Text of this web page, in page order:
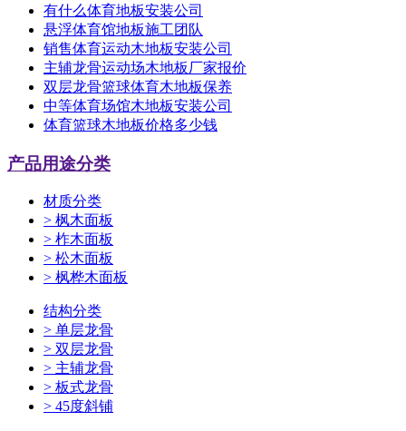
有什么体育地板安装公司
悬浮体育馆地板施工团队
销售体育运动木地板安装公司
主辅龙骨运动场木地板厂家报价
双层龙骨篮球体育木地板保养
中等体育场馆木地板安装公司
体育篮球木地板价格多少钱
产品用途分类
材质分类
> 枫木面板
> 柞木面板
> 松木面板
> 枫桦木面板
结构分类
> 单层龙骨
> 双层龙骨
> 主辅龙骨
> 板式龙骨
> 45度斜铺